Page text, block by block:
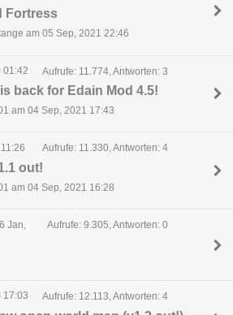
Fortress
am 05 Sep, 2021 22:46
01:42 Aufrufe: 11.774, Antworten: 3
back for Edain Mod 4.5!
am 04 Sep, 2021 17:43
Aufrufe: 11.330, Antworten: 4
out!
am 04 Sep, 2021 16:28
Jan,
Aufrufe: 9.305, Antworten: 0
17:03 Aufrufe: 12.113, Antworten: 4